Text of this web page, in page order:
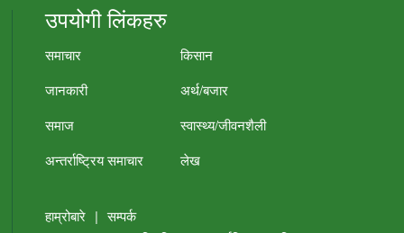
उपयोगी लिंकहरु
समाचार
किसान
जानकारी
अर्थ/बजार
समाज
स्वास्थ्य/जीवनशैली
अन्तर्राष्ट्रिय समाचार
लेख
हाम्रोबारे | सम्पर्क